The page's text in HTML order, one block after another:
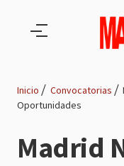
de
Inicio Convocatorias
Oportunidades
Madrid